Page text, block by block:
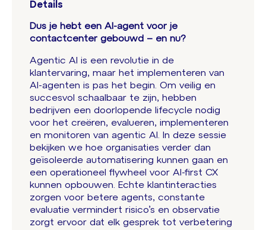
Details
Dus je hebt een AI-agent voor je
contactcenter gebouwd – en nu?
Agentic AI is een revolutie in de
klantervaring, maar het implementeren van
AI-agenten is pas het begin. Om veilig en
succesvol schaalbaar te zijn, hebben
bedrijven een doorlopende lifecycle nodig
voor het creëren, evalueren, implementeren
en monitoren van agentic AI. In deze sessie
bekijken we hoe organisaties verder dan
geïsoleerde automatisering kunnen gaan en
een operationeel flywheel voor AI-first CX
kunnen opbouwen. Echte klantinteracties
zorgen voor betere agents, constante
evaluatie vermindert risico’s en observatie
zorgt ervoor dat elk gesprek tot verbetering